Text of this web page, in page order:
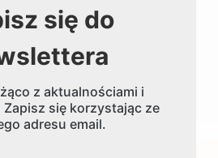
się do
z aktualnościami i
Zapisz się korzystając ze
adresu email.